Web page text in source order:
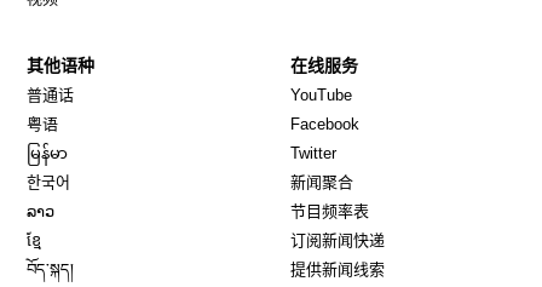
其他语种
普通话
粤语
မြန်မာ
한국어
ລາວ
ខ្មែ
བོད་སྐད།
在线服务
YouTube
Facebook
TwitterOpens in new window
新闻聚合
节目频率表
订阅新闻快递
提供新闻线索